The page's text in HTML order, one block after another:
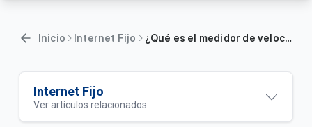
Inicio Internet Fijo ¿Qué es el medidor de velocidad Tigo? | General
Internet Fijo
Ver artículos relacionados